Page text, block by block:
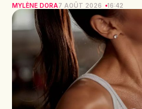
MYLÈNE DORA7 AOÛT 2026 16:42